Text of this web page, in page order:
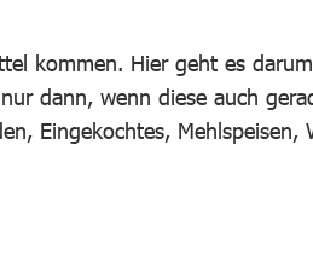
kommen. Hier geht es
dann, wenn diese auch
Eingekochtes,